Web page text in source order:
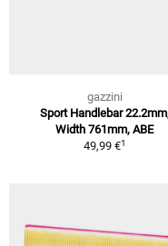
gazzini
Sport Handlebar
Width 761mm, ABE
49,99 €1